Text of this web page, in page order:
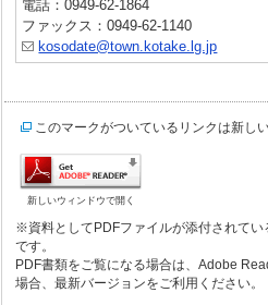
電話：0949-62-1864
ファックス：0949-62-1140
kosodate@town.kotake.lg.jp
このマークがついているリンクは新し
新しいウィンドウで開く
※資料としてPDFファイルが添付されて
です。
PDF書類をご覧になる場合は、Adobe
場合、最新バージョンをご利用ください。